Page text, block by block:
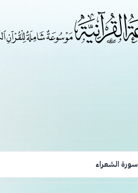
سورة الشعراء